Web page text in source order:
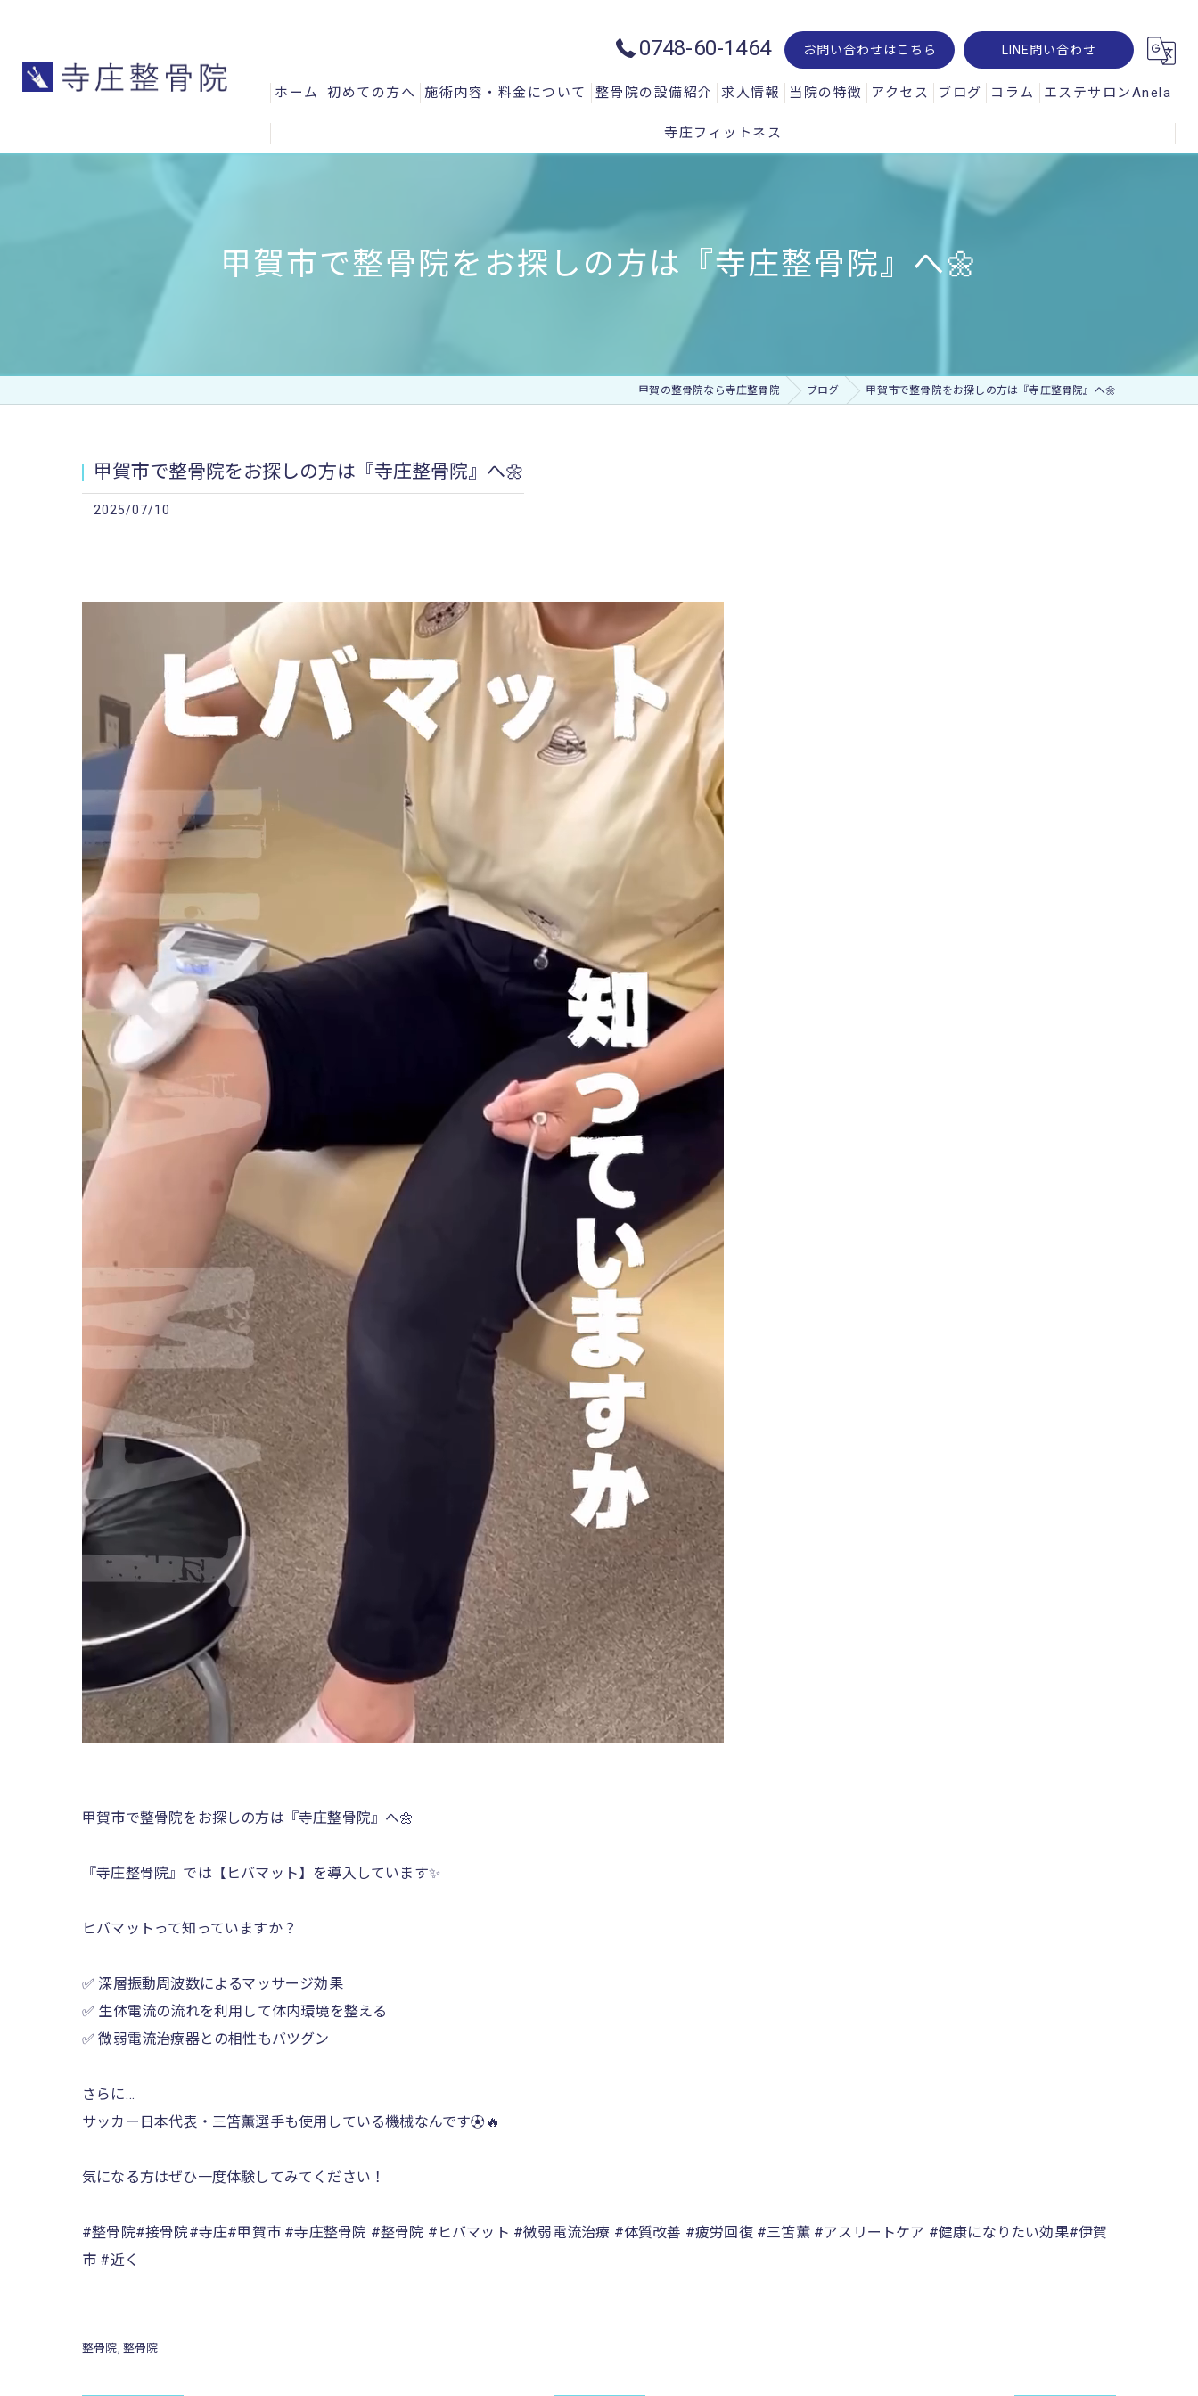
0748-60-1464 お問い合わせはこちら LINE問い合わせ
ホーム 初めての方へ
よくある質問
施術内容・料金について
一般施術メニュー
整骨院の設備紹介
ハイトーン治療器：ハイチャージ
微弱電流治療器：エレサス
加圧治療：MCCⅡマルチカフケア
求人情報 当院の特徴
腰痛
神経痛
アクセス ブログ コラム エステサロンAnela
寺庄フィットネス
甲賀市で整骨院をお探しの方は『寺庄整骨院』へ🌼
甲賀の整骨院なら寺庄整骨院 ブログ 甲賀市で整骨院をお探しの方は『寺庄整骨院』へ🌼
甲賀市で整骨院をお探しの方は『寺庄整骨院』へ🌼
2025/07/10
甲賀市で整骨院をお探しの方は『寺庄整骨院』へ🌼
『寺庄整骨院』では【ヒバマット】を導入しています✨
ヒバマットって知っていますか？
✅ 深層振動周波数によるマッサージ効果
✅ 生体電流の流れを利用して体内環境を整える
✅ 微弱電流治療器との相性もバツグン
さらに…
サッカー日本代表・三笘薫選手も使用している機械なんです⚽️🔥
気になる方はぜひ一度体験してみてください！
#整骨院#接骨院#寺庄#甲賀市 #寺庄整骨院 #整骨院 #ヒバマット #微弱電流治療 #体質改善 #疲労回復 #三笘薫 #アスリートケア #健康になりたい効果#伊賀
市 #近く
整骨院 整骨院